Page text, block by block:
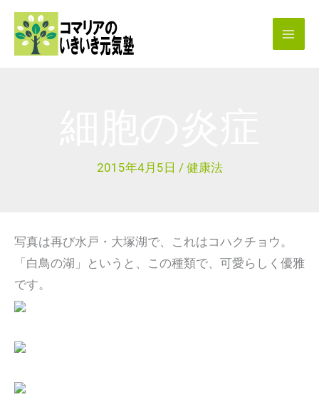
2015年4月5日 / 健康法
写真は再び水戸・大塚湖で、これはコハクチョウ。
「白鳥の湖」というと、この種類で、可愛らしく優雅
です。